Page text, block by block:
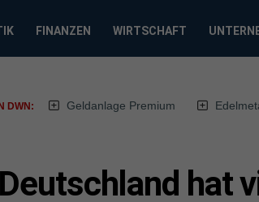
FINANZEN WIRTSCHAFT
DWN: Geldanlage Premium
hat